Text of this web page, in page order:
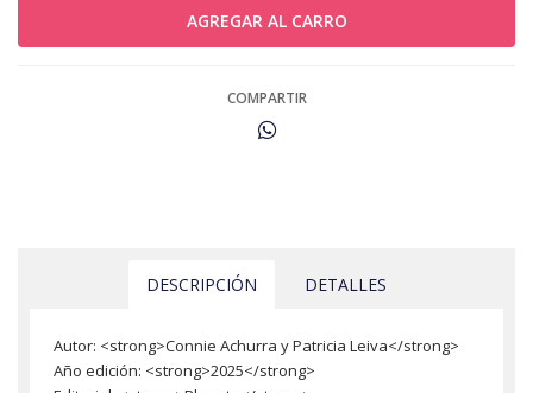
COMPARTIR
DESCRIPCIÓN DETALLES
Autor: <strong>Connie Achurra y Patricia Leiva</strong>
Año edición: <strong>2025</strong>